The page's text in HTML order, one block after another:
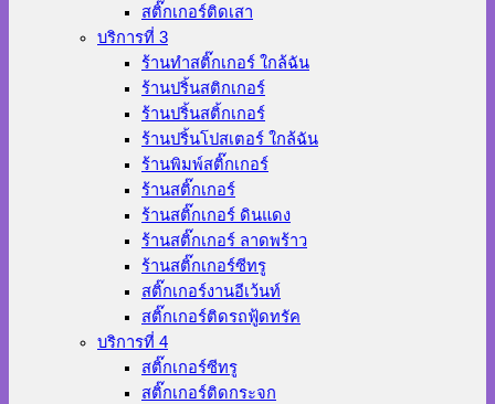
สติ๊กเกอร์ติดเสา
บริการที่ 3
ร้านทําสติ๊กเกอร์ ใกล้ฉัน
ร้านปริ้นสติกเกอร์
ร้านปริ้นสติ้กเกอร์
ร้านปริ้นโปสเตอร์ ใกล้ฉัน
ร้านพิมพ์สติ๊กเกอร์
ร้านสติ๊กเกอร์
ร้านสติ๊กเกอร์ ดินแดง
ร้านสติ๊กเกอร์ ลาดพร้าว
ร้านสติ๊กเกอร์ซีทรู
สติ๊กเกอร์งานอีเว้นท์
สติ๊กเกอร์ติดรถฟู้ดทรัค
บริการที่ 4
สติ๊กเกอร์ซีทรู
สติ๊กเกอร์ติดกระจก